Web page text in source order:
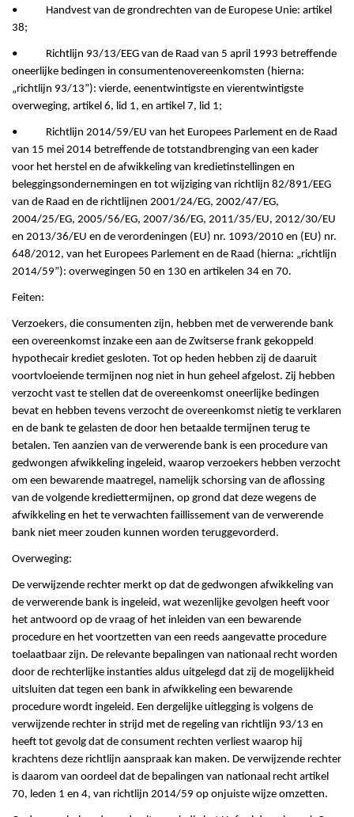
• Handvest van de grondrechten van de Europese Unie: artikel
38;
• Richtlijn 93/13/EEG van de Raad van 5 april 1993 betreffende
oneerlijke bedingen in consumentenovereenkomsten (hierna:
„richtlijn 93/13”): vierde, eenentwintigste en vierentwintigste
overweging, artikel 6, lid 1, en artikel 7, lid 1;
• Richtlijn 2014/59/EU van het Europees Parlement en de Raad
van 15 mei 2014 betreffende de totstandbrenging van een kader
voor het herstel en de afwikkeling van kredietinstellingen en
beleggingsondernemingen en tot wijziging van richtlijn 82/891/EEG
van de Raad en de richtlijnen 2001/24/EG, 2002/47/EG,
2004/25/EG, 2005/56/EG, 2007/36/EG, 2011/35/EU, 2012/30/EU
en 2013/36/EU en de verordeningen (EU) nr. 1093/2010 en (EU) nr.
648/2012, van het Europees Parlement en de Raad (hierna: „richtlijn
2014/59”): overwegingen 50 en 130 en artikelen 34 en 70.
Feiten:
Verzoekers, die consumenten zijn, hebben met de verwerende bank
een overeenkomst inzake een aan de Zwitserse frank gekoppeld
hypothecair krediet gesloten. Tot op heden hebben zij de daaruit
voortvloeiende termijnen nog niet in hun geheel afgelost. Zij hebben
verzocht vast te stellen dat de overeenkomst oneerlijke bedingen
bevat en hebben tevens verzocht de overeenkomst nietig te verklaren
en de bank te gelasten de door hen betaalde termijnen terug te
betalen. Ten aanzien van de verwerende bank is een procedure van
gedwongen afwikkeling ingeleid, waarop verzoekers hebben verzocht
om een bewarende maatregel, namelijk schorsing van de aflossing
van de volgende krediettermijnen, op grond dat deze wegens de
afwikkeling en het te verwachten faillissement van de verwerende
bank niet meer zouden kunnen worden teruggevorderd.
Overweging:
De verwijzende rechter merkt op dat de gedwongen afwikkeling van
de verwerende bank is ingeleid, wat wezenlijke gevolgen heeft voor
het antwoord op de vraag of het inleiden van een bewarende
procedure en het voortzetten van een reeds aangevatte procedure
toelaatbaar zijn. De relevante bepalingen van nationaal recht worden
door de rechterlijke instanties aldus uitgelegd dat zij de mogelijkheid
uitsluiten dat tegen een bank in afwikkeling een bewarende
procedure wordt ingeleid. Een dergelijke uitlegging is volgens de
verwijzende rechter in strijd met de regeling van richtlijn 93/13 en
heeft tot gevolg dat de consument rechten verliest waarop hij
krachtens deze richtlijn aanspraak kan maken. De verwijzende rechter
is daarom van oordeel dat de bepalingen van nationaal recht artikel
70, leden 1 en 4, van richtlijn 2014/59 op onjuiste wijze omzetten.